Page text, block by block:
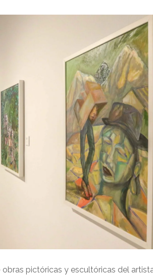
pictóricas y escultóricas del